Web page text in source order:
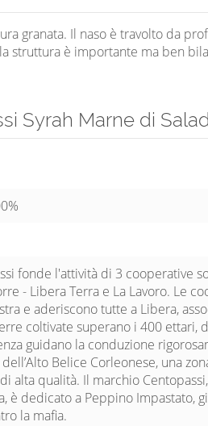
granata. Il naso è travolto da
struttura è importante ma ben
Syrah Marne di
fonde l'attività di 3 cooperative
- Libera Terra e La Lavoro. Le
e aderiscono tutte a Libera,
coltivate superano i 400 ettari,
guidano la conduzione
dell’Alto Belice Corleonese, una
alta qualità. Il marchio
è dedicato a Peppino Impastato,
la mafia.